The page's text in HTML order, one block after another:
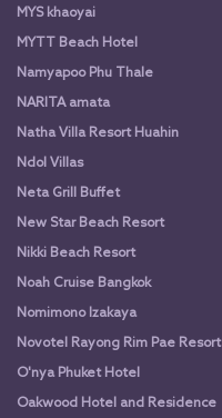
MYS khaoyai
MYTT Beach Hotel
Namyapoo Phu Thale
NARITA amata
Natha Villa Resort Huahin
Ndol Villas
Neta Grill Buffet
New Star Beach Resort
Nikki Beach Resort
Noah Cruise Bangkok
Nomimono Izakaya
Novotel Rayong Rim Pae Resort
O'nya Phuket Hotel
Oakwood Hotel and Residence